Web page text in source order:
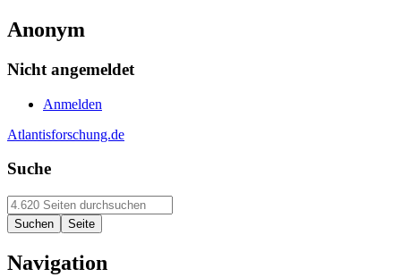
Anonym
Nicht angemeldet
Anmelden
Atlantisforschung.de
Suche
Navigation